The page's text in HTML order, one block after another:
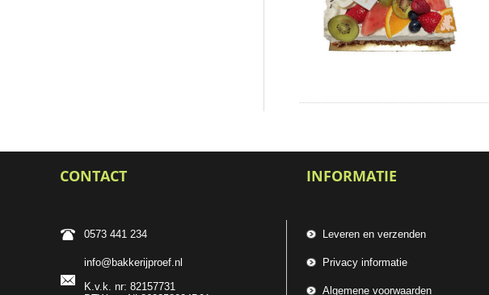
CONTACT
0573 441 234
info@bakkerijproef.nl
K.v.k. nr: 82157731
INFORMATIE
Leveren en verzenden
Privacy informatie
Algemene voorwaarden